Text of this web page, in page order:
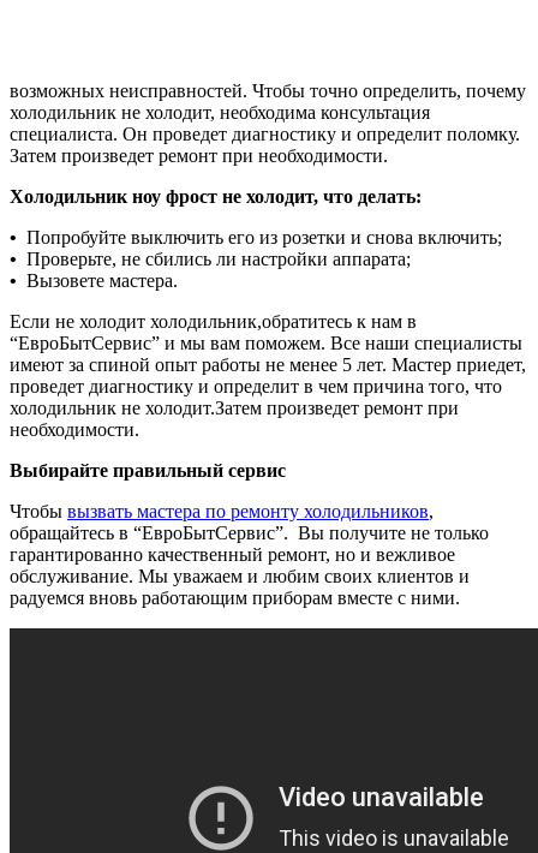
возможных неисправностей. Чтобы точно определить, почему
холодильник не холодит, необходима консультация
специалиста. Он проведет диагностику и определит поломку.
Затем произведет ремонт при необходимости.
Холодильник ноу фрост не холодит, что делать:
• Попробуйте выключить его из розетки и снова включить;
• Проверьте, не сбились ли настройки аппарата;
• Вызовете мастера.
Если не холодит холодильник,обратитесь к нам в
“ЕвроБытСервис” и мы вам поможем. Все наши специалисты
имеют за спиной опыт работы не менее 5 лет. Мастер приедет,
проведет диагностику и определит в чем причина того, что
холодильник не холодит.Затем произведет ремонт при
необходимости.
Выбирайте правильный сервис
Чтобы вызвать мастера по ремонту холодильников,
обращайтесь в “ЕвроБытСервис”. Вы получите не только
гарантированно качественный ремонт, но и вежливое
обслуживание. Мы уважаем и любим своих клиентов и
радуемся вновь работающим приборам вместе с ними.